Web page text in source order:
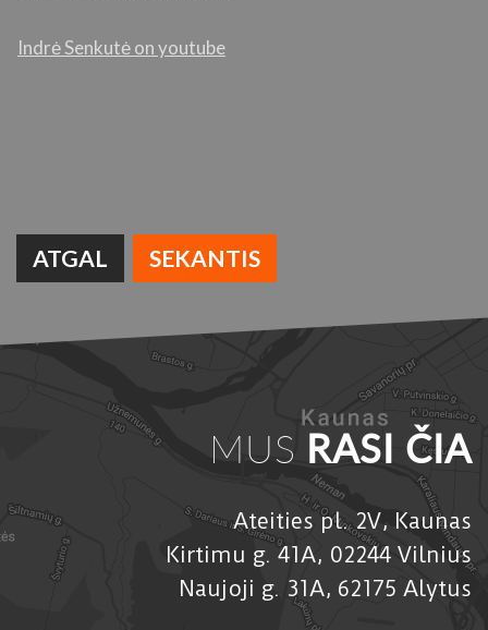
Indrė Senkutė on youtube
ATGAL SEKANTIS
MUS RASI ČIA
Ateities pl. 2V, Kaunas
Kirtimu g. 41A, 02244 Vilnius
Naujoji g. 31A, 62175 Alytus